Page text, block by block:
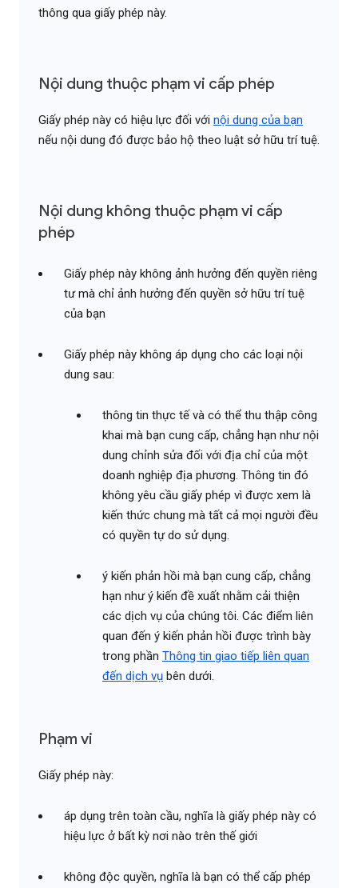
thông qua giấy phép này.
Nội dung thuộc phạm vi cấp phép
Giấy phép này có hiệu lực đối với nội dung của bạn
nếu nội dung đó được bảo hộ theo luật sở hữu trí tuệ.
Nội dung không thuộc phạm vi cấp
phép
Giấy phép này không ảnh hưởng đến quyền riêng
tư mà chỉ ảnh hưởng đến quyền sở hữu trí tuệ
của bạn
Giấy phép này không áp dụng cho các loại nội
dung sau:
thông tin thực tế và có thể thu thập công
khai mà bạn cung cấp, chẳng hạn như nội
dung chỉnh sửa đối với địa chỉ của một
doanh nghiệp địa phương. Thông tin đó
không yêu cầu giấy phép vì được xem là
kiến thức chung mà tất cả mọi người đều
có quyền tự do sử dụng.
ý kiến phản hồi mà bạn cung cấp, chẳng
hạn như ý kiến đề xuất nhằm cải thiện
các dịch vụ của chúng tôi. Các điểm liên
quan đến ý kiến phản hồi được trình bày
trong phần Thông tin giao tiếp liên quan
đến dịch vụ bên dưới.
Phạm vi
Giấy phép này:
áp dụng trên toàn cầu, nghĩa là giấy phép này có
hiệu lực ở bất kỳ nơi nào trên thế giới
không độc quyền, nghĩa là bạn có thể cấp phép